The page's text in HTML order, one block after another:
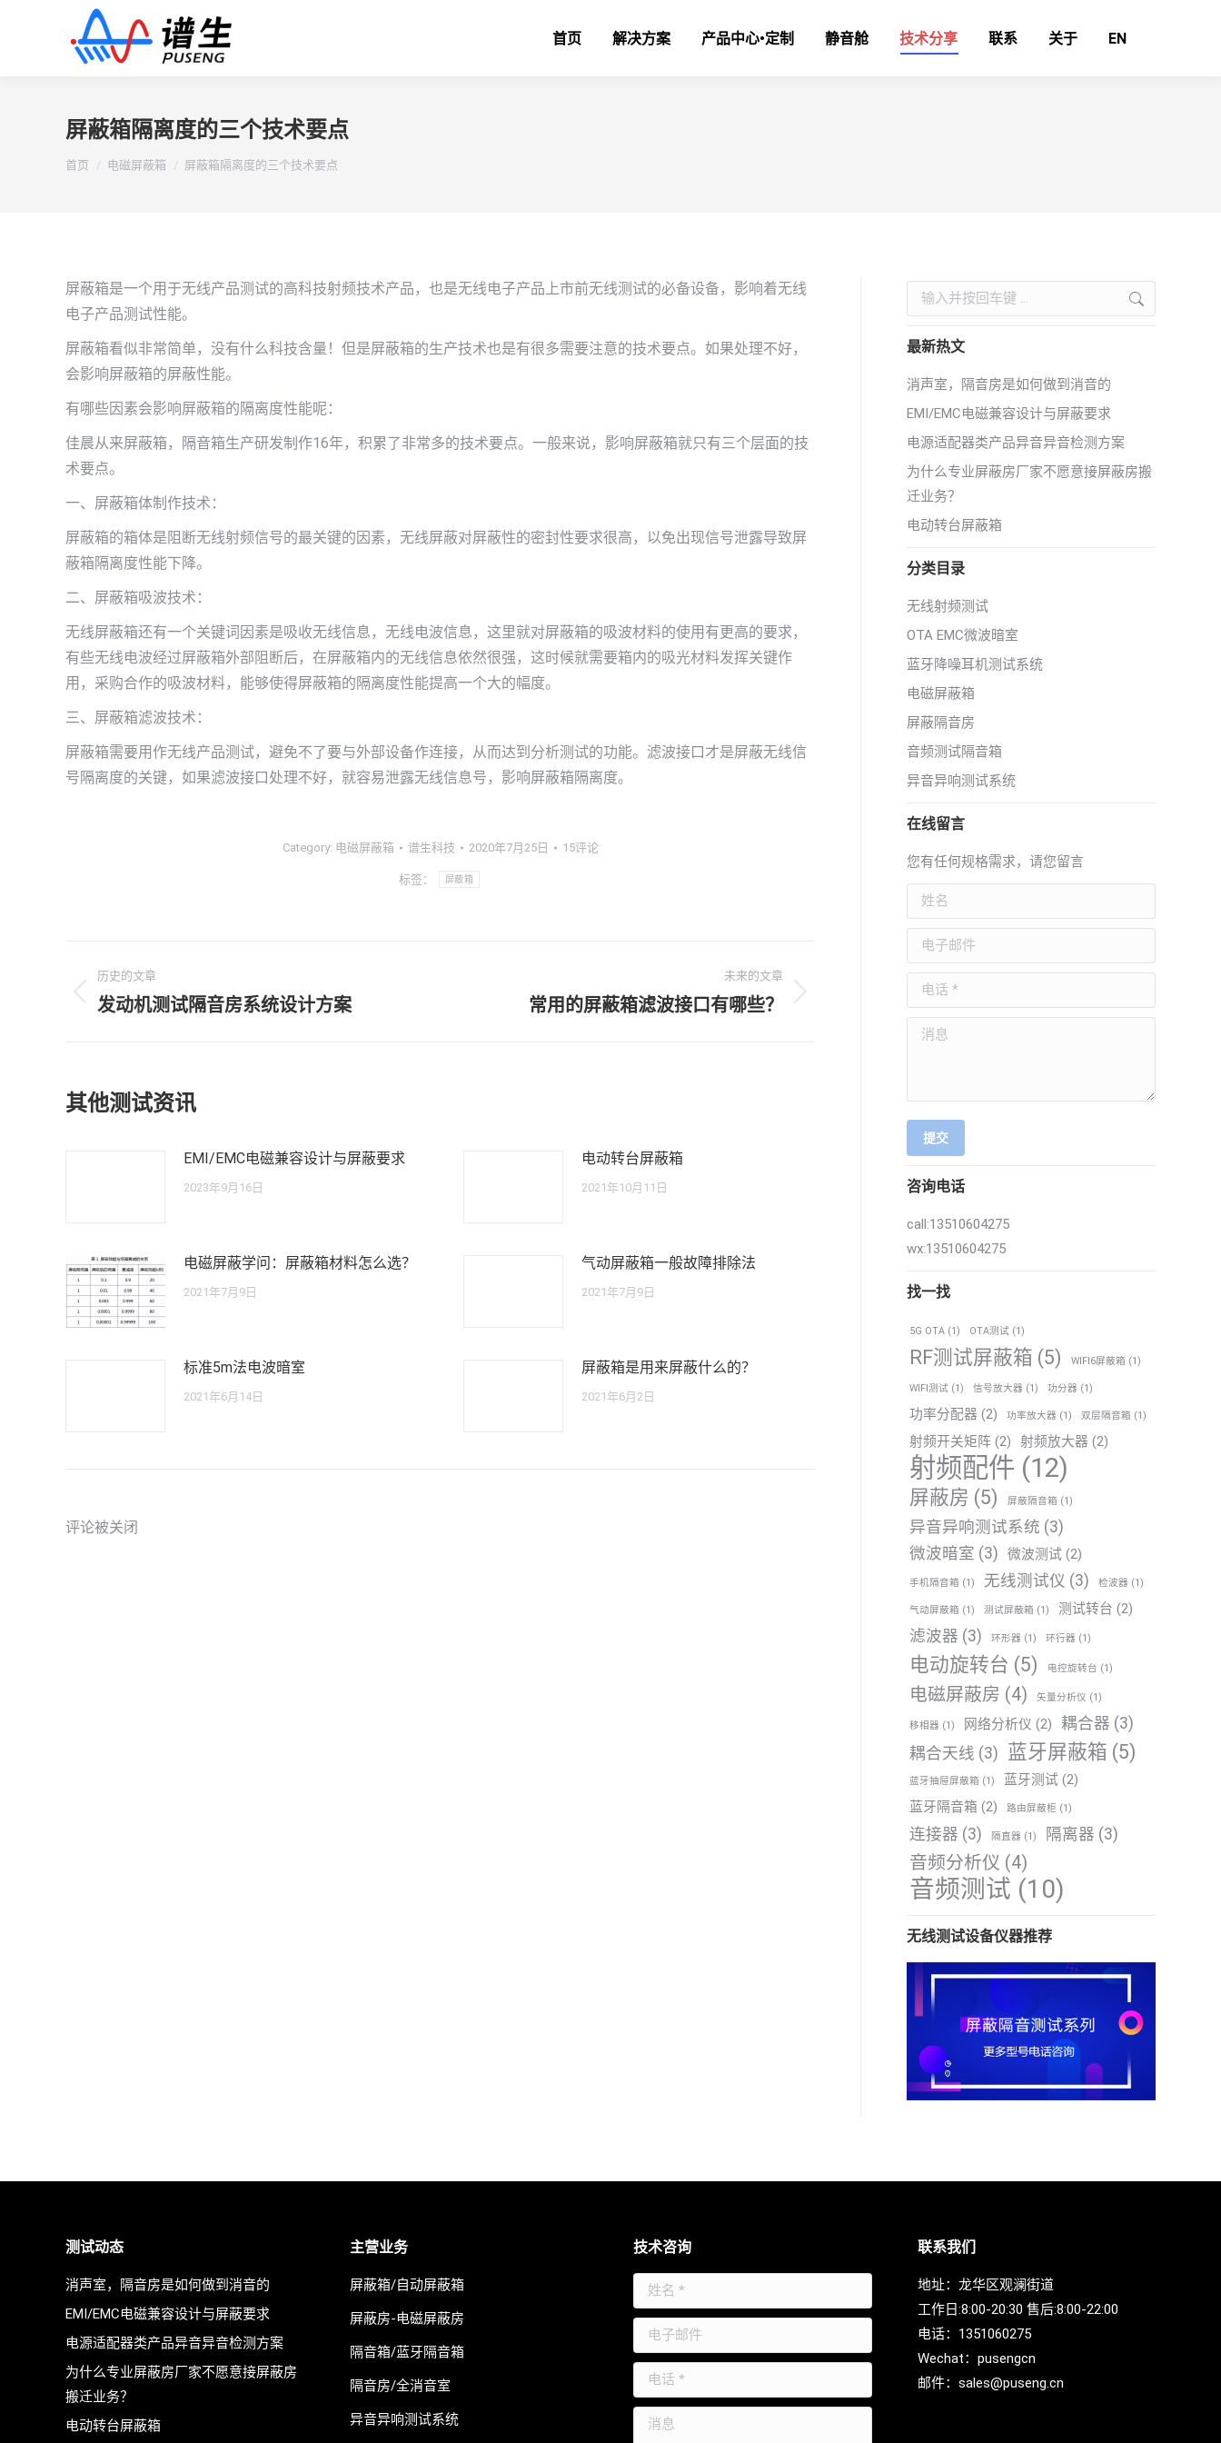
首页 解决方案 产品中心•定制 静音舱 技术分享 联系 关于 EN
屏蔽箱隔离度的三个技术要点
您在这里：
首页 电磁屏蔽箱 屏蔽箱隔离度的三个技术要点
屏蔽箱是一个用于无线产品测试的高科技射频技术产品，也是无线电子产品上市前无线测试的必备设备，影响着无线
电子产品测试性能。
屏蔽箱看似非常简单，没有什么科技含量！但是屏蔽箱的生产技术也是有很多需要注意的技术要点。如果处理不好，
会影响屏蔽箱的屏蔽性能。
有哪些因素会影响屏蔽箱的隔离度性能呢：
佳晨从来屏蔽箱，隔音箱生产研发制作16年，积累了非常多的技术要点。一般来说，影响屏蔽箱就只有三个层面的技
术要点。
一、屏蔽箱体制作技术：
屏蔽箱的箱体是阻断无线射频信号的最关键的因素，无线屏蔽对屏蔽性的密封性要求很高，以免出现信号泄露导致屏
蔽箱隔离度性能下降。
二、屏蔽箱吸波技术：
无线屏蔽箱还有一个关键词因素是吸收无线信息，无线电波信息，这里就对屏蔽箱的吸波材料的使用有更高的要求，
有些无线电波经过屏蔽箱外部阻断后，在屏蔽箱内的无线信息依然很强，这时候就需要箱内的吸光材料发挥关键作
用，采购合作的吸波材料，能够使得屏蔽箱的隔离度性能提高一个大的幅度。
三、屏蔽箱滤波技术：
屏蔽箱需要用作无线产品测试，避免不了要与外部设备作连接，从而达到分析测试的功能。滤波接口才是屏蔽无线信
号隔离度的关键，如果滤波接口处理不好，就容易泄露无线信息号，影响屏蔽箱隔离度。
Category: 电磁屏蔽箱 谱生科技 2020年7月25日 15评论
标签： 屏蔽箱
章
航
历史的文章
历
章：
发动机测试隔音房系统设计方案
未来的文章
常用的屏蔽箱滤波接口有哪些？
其他测试资讯
EMI/EMC电磁兼容设计与屏蔽要求
2023年9月16日
电动转台屏蔽箱
2021年10月11日
电磁屏蔽学问：屏蔽箱材料怎么选？
2021年7月9日
气动屏蔽箱一般故障排除法
2021年7月9日
标准5m法电波暗室
2021年6月14日
屏蔽箱是用来屏蔽什么的？
2021年6月2日
评论被关闭
Search:
最新热文
消声室，隔音房是如何做到消音的
EMI/EMC电磁兼容设计与屏蔽要求
电源适配器类产品异音异音检测方案
为什么专业屏蔽房厂家不愿意接屏蔽房搬
迁业务？
电动转台屏蔽箱
分类目录
无线射频测试
OTA EMC微波暗室
蓝牙降噪耳机测试系统
电磁屏蔽箱
屏蔽隔音房
音频测试隔音箱
异音异响测试系统
在线留言
您有任何规格需求，请您留言
姓名
电子邮件
电话 *
消息
提交
咨询电话
call:13510604275
wx:13510604275
找一找
5G OTA (1) OTA测试 (1)
RF测试屏蔽箱 (5) WIFI6屏蔽箱 (1)
WIFI测试 (1) 信号放大器 (1) 功分器 (1)
功率分配器 (2) 功率放大器 (1) 双层隔音箱 (1)
射频开关矩阵 (2) 射频放大器 (2)
射频配件 (12)
屏蔽房 (5) 屏蔽隔音箱 (1)
异音异响测试系统 (3)
微波暗室 (3) 微波测试 (2)
手机隔音箱 (1) 无线测试仪 (3) 检波器 (1)
气动屏蔽箱 (1) 测试屏蔽箱 (1) 测试转台 (2)
滤波器 (3) 环形器 (1) 环行器 (1)
电动旋转台 (5) 电控旋转台 (1)
电磁屏蔽房 (4) 矢量分析仪 (1)
移相器 (1) 网络分析仪 (2) 耦合器 (3)
耦合天线 (3) 蓝牙屏蔽箱 (5)
蓝牙抽屉屏蔽箱 (1) 蓝牙测试 (2)
蓝牙隔音箱 (2) 路由屏蔽柜 (1)
连接器 (3) 隔直器 (1) 隔离器 (3)
音频分析仪 (4)
音频测试 (10)
无线测试设备仪器推荐
测试动态
消声室，隔音房是如何做到消音的
EMI/EMC电磁兼容设计与屏蔽要求
电源适配器类产品异音异音检测方案
为什么专业屏蔽房厂家不愿意接屏蔽房
搬迁业务？
电动转台屏蔽箱
主营业务
屏蔽箱/自动屏蔽箱
屏蔽房-电磁屏蔽房
隔音箱/蓝牙隔音箱
隔音房/全消音室
异音异响测试系统
技术咨询
姓名 *
电子邮件
电话 *
消息
联系我们
地址：龙华区观澜街道
工作日:8:00-20:30 售后:8:00-22:00
电话： 1351060275
Wechat： pusengcn
邮件： sales@puseng.cn